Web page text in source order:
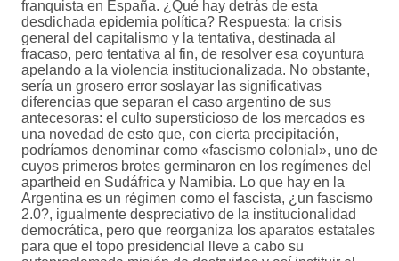
franquista en España. ¿Qué hay detrás de esta
desdichada epidemia política? Respuesta: la crisis
general del capitalismo y la tentativa, destinada al
fracaso, pero tentativa al fin, de resolver esa coyuntura
apelando a la violencia institucionalizada. No obstante,
sería un grosero error soslayar las significativas
diferencias que separan el caso argentino de sus
antecesoras: el culto supersticioso de los mercados es
una novedad de esto que, con cierta precipitación,
podríamos denominar como «fascismo colonial», uno de
cuyos primeros brotes germinaron en los regímenes del
apartheid en Sudáfrica y Namibia. Lo que hay en la
Argentina es un régimen como el fascista, ¿un fascismo
2.0?, igualmente despreciativo de la institucionalidad
democrática, pero que reorganiza los aparatos estatales
para que el topo presidencial lleve a cabo su